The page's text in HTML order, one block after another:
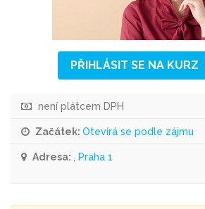
PŘIHLÁSIT SE NA KURZ
není plátcem DPH
Začátek: Otevírá se podle zájmu
Adresa: , Praha 1